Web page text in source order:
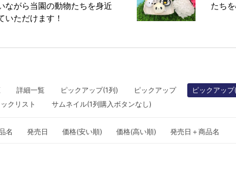
ながら当園の動物たちを身近
いただけます！
たち
詳細一覧 ピックアップ(1列) ピックアップ ピックアッ
クリスト サムネイル(1列購入ボタンなし)
名 発売日 価格(安い順) 価格(高い順) 発売日＋商品名